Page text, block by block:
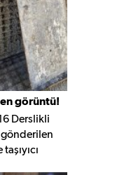
görüntü!
Derslikli
gönderilen